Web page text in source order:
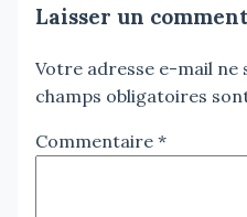
Laisser un
Votre adresse e-mail ne
champs obligatoires
Commentaire *